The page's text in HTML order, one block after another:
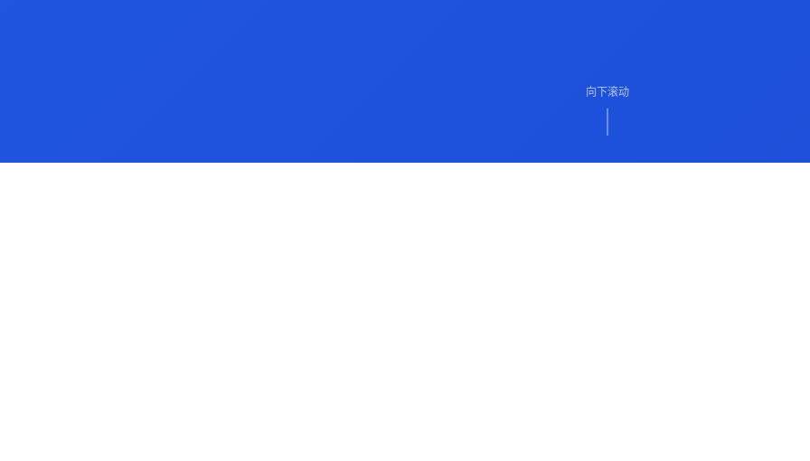
向下滚动